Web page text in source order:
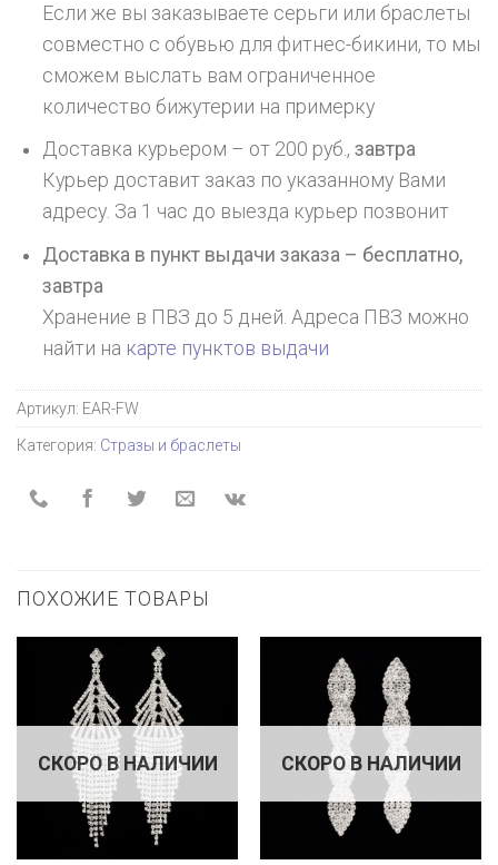
Если же вы заказываете серьги или браслеты
совместно с обувью для фитнес-бикини, то мы
сможем выслать вам ограниченное
количество бижутерии на примерку
Доставка курьером – от 200 руб.,завтра
Курьер доставит заказ по указанному Вами
адресу. За 1 час до выезда курьер позвонит
Доставка в пункт выдачи заказа – бесплатно,
завтра
Хранение в ПВЗ до 5 дней. Адреса ПВЗ можно
найти на карте пунктов выдачи
Артикул: EAR-FW
Категория: Стразы и браслеты
ПОХОЖИЕ ТОВАРЫ
СКОРО В НАЛИЧИИ СКОРО В НАЛИЧИИ